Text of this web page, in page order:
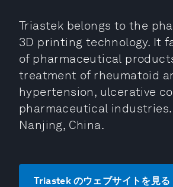
Triastek belongs to the
3D printing technology. It
of pharmaceutical
treatment of rheumatoid
hypertension, ulcerative
pharmaceutical industries.
Nanjing, China.
Triastek のウェブサイトを見る